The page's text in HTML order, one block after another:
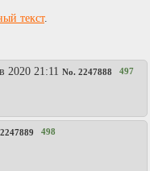
текст.
2020 21:11 No. 2247888 497
2247889 498